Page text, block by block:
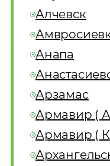
Алчевск
Анапа
Арзамас
Армавир (
Армавир (